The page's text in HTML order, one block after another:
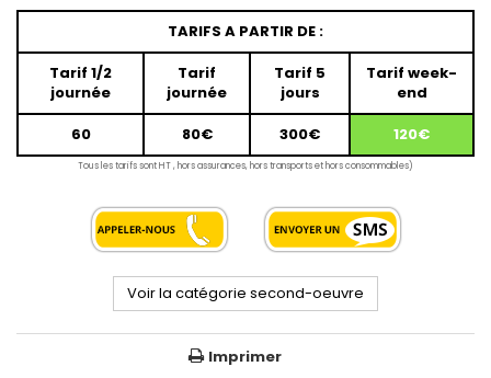
TARIFS A PARTIR DE :
Tarif 1/2
journée
Tarif
journée
Tarif 5
jours
Tarif week-
end
60
80€ 300€ 120€
Tous les tarifs sont HT , hors assurances, hors transports et hors consommables)
Voir la catégorie second-oeuvre
Imprimer